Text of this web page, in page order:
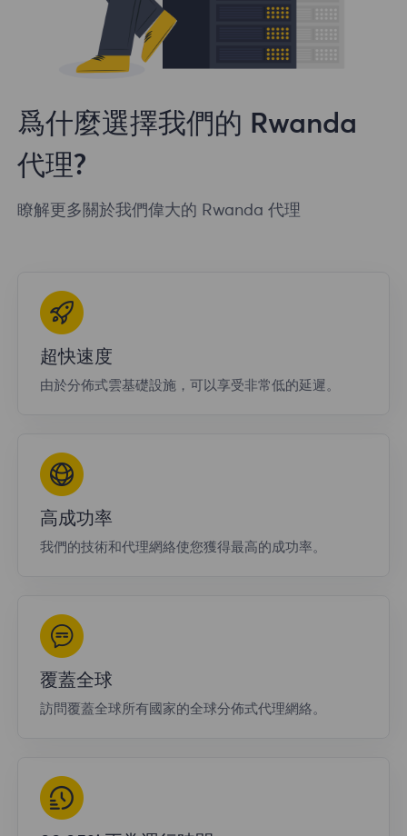
爲什麼選擇我們的 Rwanda
代理?
瞭解更多關於我們偉大的 Rwanda 代理
超快速度
由於分佈式雲基礎設施，可以享受非常低的延遲。
高成功率
我們的技術和代理網絡使您獲得最高的成功率。
覆蓋全球
訪問覆蓋全球所有國家的全球分佈式代理網絡。